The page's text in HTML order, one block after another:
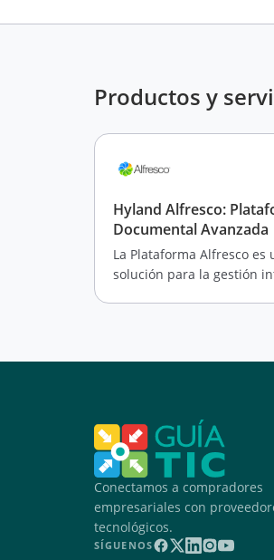
Productos y
Hyland Alfresco:
Documental Avanzada
La Plataforma Alfresco
solución para la gestión
Conectamos a compradores
empresariales con
tecnológicos.
SÍGUENOS